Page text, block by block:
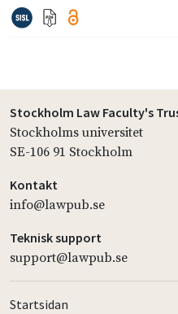
Stockholm Law Faculty's
Stockholms universitet
SE-106 91 Stockholm
Kontakt
info@lawpub.se
Teknisk support
support@lawpub.se
Startsidan